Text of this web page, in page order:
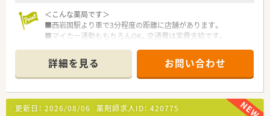
＜こんな薬局です＞
■西岩国駅より車で3分程度の距離に店舗があります。
■マイカー通勤ももちろんOK。交通費は実費支給です。
＜業務内容＞
■近隣の病院より内科、外科、整形外科をメインに処方応需して
います。
■処方箋枚数は約50～60枚/日程度です。
詳細を見る お問い合わせ
更新日： 2026/08/06 薬剤師求人ID： 420775